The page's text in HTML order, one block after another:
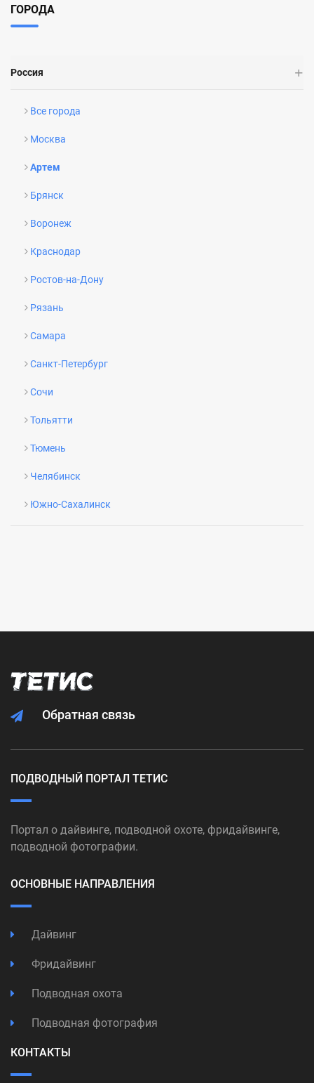
ГОРОДА
Россия
Все города
Москва
Артем
Брянск
Воронеж
Краснодар
Ростов-на-Дону
Рязань
Самара
Санкт-Петербург
Сочи
Тольятти
Тюмень
Челябинск
Южно-Сахалинск
Обратная связь
ПОДВОДНЫЙ ПОРТАЛ ТЕТИС
Портал о дайвинге, подводной охоте, фридайвинге,
подводной фотографии.
ОСНОВНЫЕ НАПРАВЛЕНИЯ
Дайвинг
Фридайвинг
Подводная охота
Подводная фотография
КОНТАКТЫ